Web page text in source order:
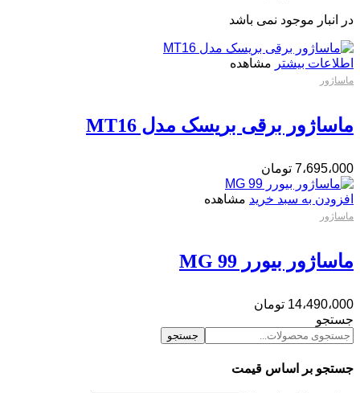
در انبار موجود نمی باشد
اطلاعات بیشتر مشاهده
ماساژور
ماساژور برقی بریسک مدل MT16
7،695،000 تومان
افزودن به سبد خرید مشاهده
ماساژور
ماساژور بیورر MG 99
14،490،000 تومان
جستجو
جستجو
جستجو بر اساس قیمت